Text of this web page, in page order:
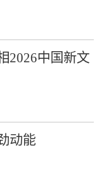
2026中国新文
动能